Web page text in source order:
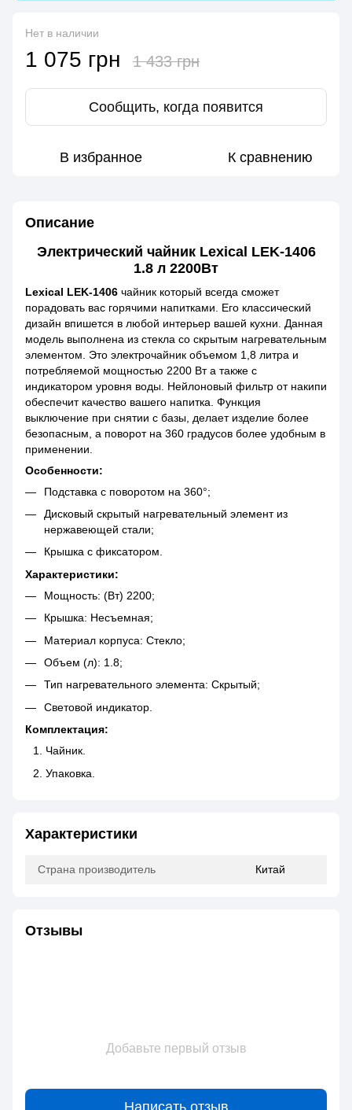
Нет в наличии
1 075 грн 1 433 грн
Сообщить, когда появится
В избранное К сравнению
Описание
Электрический чайник Lexical LEK-1406
1.8 л 2200Вт
Lexical LEK-1406 чайник который всегда сможет
порадовать вас горячими напитками. Его классический
дизайн впишется в любой интерьер вашей кухни. Данная
модель выполнена из стекла со скрытым нагревательным
элементом. Это электрочайник объемом 1,8 литра и
потребляемой мощностью 2200 Вт а также с
индикатором уровня воды. Нейлоновый фильтр от накипи
обеспечит качество вашего напитка. Функция
выключение при снятии с базы, делает изделие более
безопасным, а поворот на 360 градусов более удобным в
применении.
Особенности:
Подставка с поворотом на 360°;
Дисковый скрытый нагревательный элемент из
нержавеющей стали;
Крышка с фиксатором.
Характеристики:
Мощность: (Вт) 2200;
Крышка: Несъемная;
Материал корпуса: Стекло;
Объем (л): 1.8;
Тип нагревательного элемента: Скрытый;
Световой индикатор.
Комплектация:
Чайник.
Упаковка.
Характеристики
Страна производитель Китай
Отзывы
Добавьте первый отзыв